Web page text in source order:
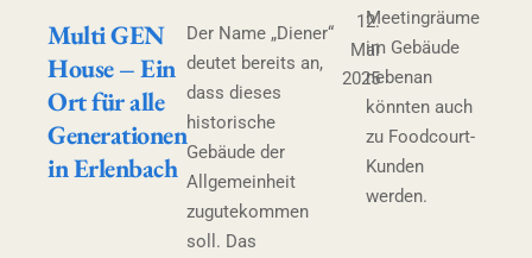
Meetingräume
im Gebäude
nebenan
könnten auch
zu Foodcourt-
Kunden
werden.
Multi GEN
House – Ein
Ort für alle
Generationen
in Erlenbach
Der Name „Diener“
deutet bereits an,
dass dieses
historische
Gebäude der
Allgemeinheit
zugutekommen
soll. Das
12.
Mai
2025